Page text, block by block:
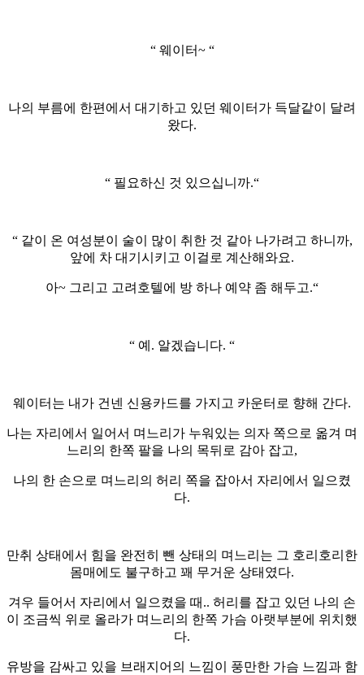
“ 웨이터~ “
나의 부름에 한편에서 대기하고 있던 웨이터가 득달같이 달려
왔다.
“ 필요하신 것 있으십니까.“
“ 같이 온 여성분이 술이 많이 취한 것 같아 나가려고 하니까,
앞에 차 대기시키고 이걸로 계산해와요.
아~ 그리고 고려호텔에 방 하나 예약 좀 해두고.“
“ 예. 알겠습니다. “
웨이터는 내가 건넨 신용카드를 가지고 카운터로 향해 간다.
나는 자리에서 일어서 며느리가 누워있는 의자 쪽으로 옮겨 며
느리의 한쪽 팔을 나의 목뒤로 감아 잡고,
나의 한 손으로 며느리의 허리 쪽을 잡아서 자리에서 일으켰
다.
만취 상태에서 힘을 완전히 뺀 상태의 며느리는 그 호리호리한
몸매에도 불구하고 꽤 무거운 상태였다.
겨우 들어서 자리에서 일으켰을 때.. 허리를 잡고 있던 나의 손
이 조금씩 위로 올라가 며느리의 한쪽 가슴 아랫부분에 위치했
다.
유방을 감싸고 있을 브래지어의 느낌이 풍만한 가슴 느낌과 함